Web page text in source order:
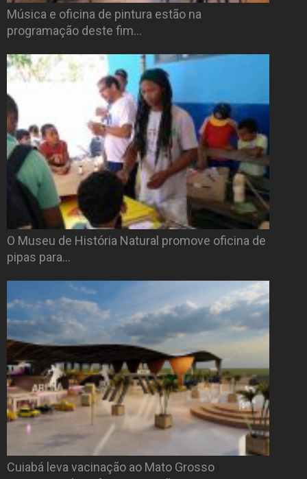
Música e oficina de pintura estão na
programação deste fim…
O Museu de História Natural promove oficina de
pipas para…
Cuiabá leva vacinação ao Mato Grosso